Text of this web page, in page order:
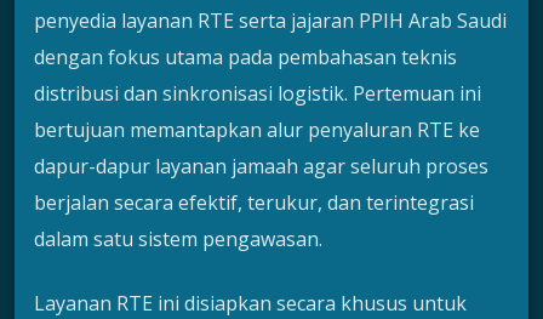
penyedia layanan RTE serta jajaran PPIH Arab Saudi
dengan fokus utama pada pembahasan teknis
distribusi dan sinkronisasi logistik. Pertemuan ini
bertujuan memantapkan alur penyaluran RTE ke
dapur-dapur layanan jamaah agar seluruh proses
berjalan secara efektif, terukur, dan terintegrasi
dalam satu sistem pengawasan.
Layanan RTE ini disiapkan secara khusus untuk